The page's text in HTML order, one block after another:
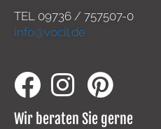
TEL 09736 / 757507-0
info@vocil.de
Wir beraten Sie gerne